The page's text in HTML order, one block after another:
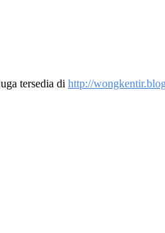
tersedia di http://